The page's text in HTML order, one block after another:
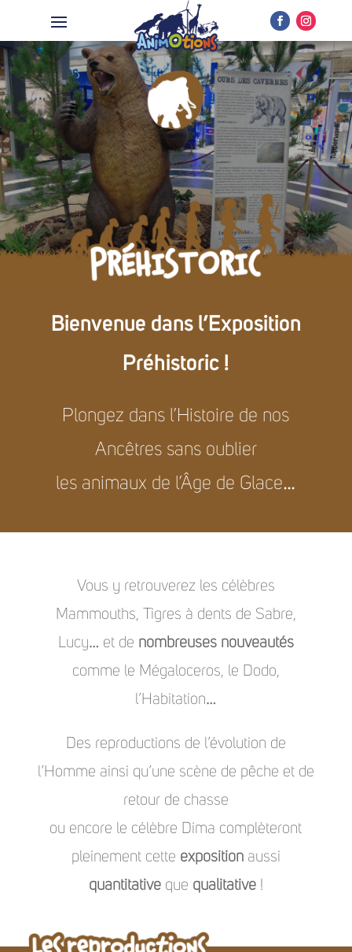
Bienvenue dans l’Exposition
Préhistoric !
Plongez dans l’Histoire de nos
Ancêtres sans oublier
les animaux de l’Âge de Glace…
Vous y retrouverez les célèbres
Mammouths, Tigres à dents de Sabre,
Lucy… et de nombreuses nouveautés
comme le Mégaloceros, le Dodo,
l’Habitation…
Des reproductions de l’évolution de
l’Homme ainsi qu’une scène de pêche et de
retour de chasse
ou encore le célèbre Dima complèteront
pleinement cette expositionaussi
quantitativeque qualitative!